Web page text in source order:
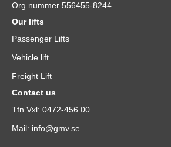
Org.nummer 556455-8244
Our lifts
Passenger Lifts
Vehicle lift
Freight Lift
Contact us
Tfn Vxl: 0472-456 00
Mail: info@gmv.se